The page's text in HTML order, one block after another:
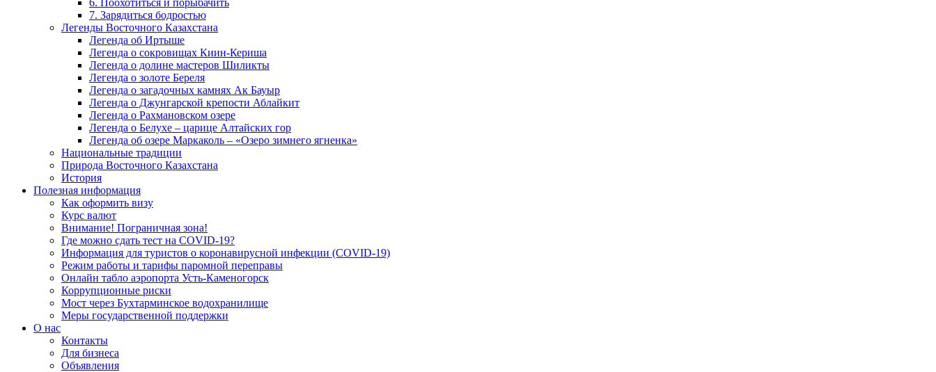
6. Поохотиться и порыбачить
7. Зарядиться бодростью
Легенды Восточного Казахстана
Легенда об Иртыше
Легенда о сокровищах Киин-Кериша
Легенда о долине мастеров Шиликты
Легенда о золоте Береля
Легенда о загадочных камнях Ак Бауыр
Легенда о Джунгарской крепости Аблайкит
Легенда о Рахмановском озере
Легенда о Белухе – царице Алтайских гор
Легенда об озере Маркаколь – «Озеро зимнего ягненка»
Национальные традиции
Природа Восточного Казахстана
История
Полезная информация
Как оформить визу
Курс валют
Внимание! Пограничная зона!
Где можно сдать тест на COVID-19?
Информация для туристов о коронавирусной инфекции (COVID-19)
Режим работы и тарифы паромной переправы
Онлайн табло аэропорта Усть-Каменогорск
Коррупционные риски
Мост через Бухтарминское водохранилище
Меры государственной поддержки
О нас
Контакты
Для бизнеса
Объявления